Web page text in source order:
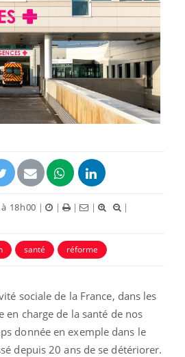
18h00 | | | |
|
santé réforme
sociale de la France, dans les
en charge de la santé de nos
donnée en exemple dans le
depuis 20 ans de se détériorer.